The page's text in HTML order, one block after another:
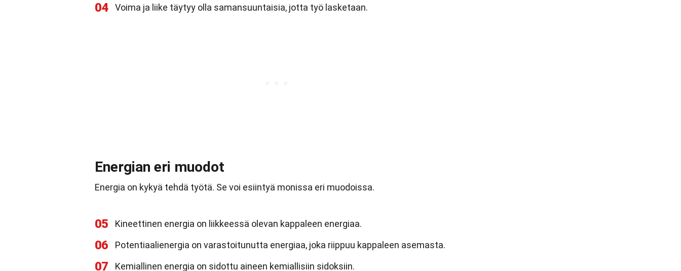
04 Voima ja liike täytyy olla samansuuntaisia, jotta työ lasketaan.
Energian eri muodot
Energia on kykyä tehdä työtä. Se voi esiintyä monissa eri muodoissa.
05 Kineettinen energia on liikkeessä olevan kappaleen energiaa.
06 Potentiaalienergia on varastoitunutta energiaa, joka riippuu kappaleen asemasta.
07 Kemiallinen energia on sidottu aineen kemiallisiin sidoksiin.